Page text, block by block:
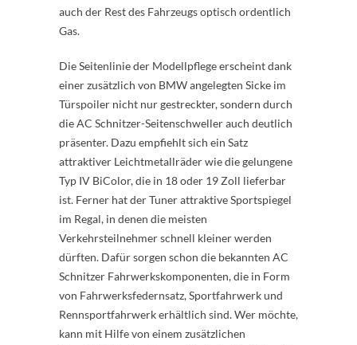
auch der Rest des Fahrzeugs optisch ordentlich
Gas.
Die Seitenlinie der Modellpflege erscheint dank
einer zusätzlich von BMW angelegten Sicke im
Türspoiler nicht nur gestreckter, sondern durch
die AC Schnitzer-Seitenschweller auch deutlich
präsenter. Dazu empfiehlt sich ein Satz
attraktiver Leichtmetallräder wie die gelungene
Typ IV BiColor, die in 18 oder 19 Zoll lieferbar
ist. Ferner hat der Tuner attraktive Sportspiegel
im Regal, in denen die meisten
Verkehrsteilnehmer schnell kleiner werden
dürften. Dafür sorgen schon die bekannten AC
Schnitzer Fahrwerkskomponenten, die in Form
von Fahrwerksfedernsatz, Sportfahrwerk und
Rennsportfahrwerk erhältlich sind. Wer möchte,
kann mit Hilfe von einem zusätzlichen